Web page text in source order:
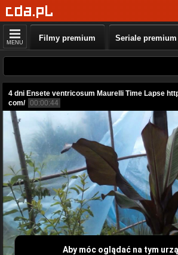
MENU Filmy premium Seriale premium
4 dni Ensete ventricosum Maurelli Time Lapse
com/ 00:00:44
Aby móc oglądać na tym